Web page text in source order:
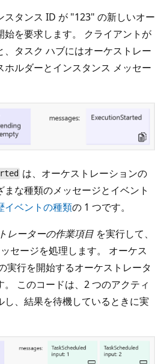
スタンス ID が "123" の新しいオー
始を要求します。 クライアントが
、タスク ハブにはオーケストレー
ホルダーとインスタンス メッセー
は、オーケストレーションの
な種類のメッセージとイベント
イベントの種類の 1 つです。
レーターの作業項目 を実行して、
セージを処理します。 オーケス
実行を開始するオーケストレータ
このコードは、2 つのアクティ
し、結果を待機しているときに実